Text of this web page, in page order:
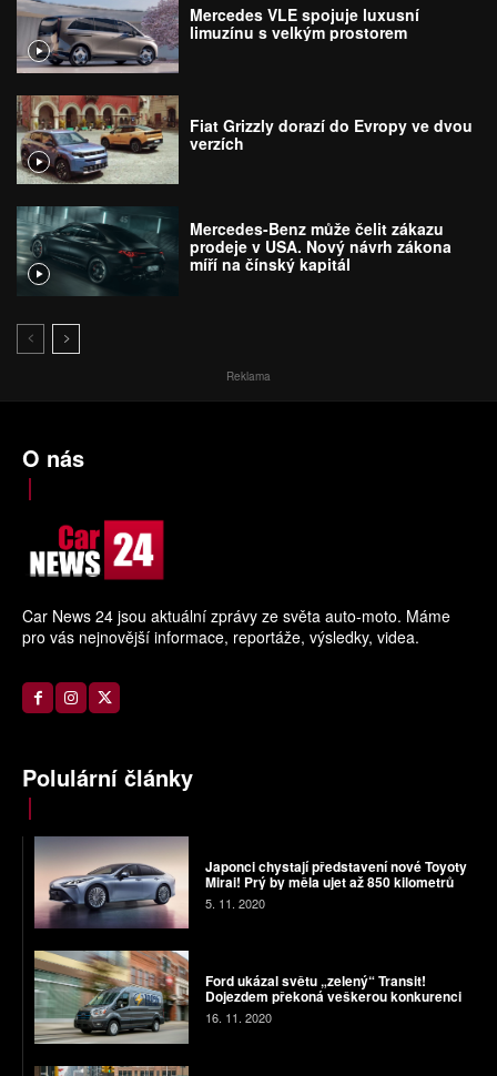
Mercedes VLE spojuje luxusní
limuzínu s velkým prostorem
Fiat Grizzly dorazí do Evropy ve dvou
verzích
Mercedes-Benz může čelit zákazu
prodeje v USA. Nový návrh zákona
míří na čínský kapitál
Reklama
O nás
Car News 24 jsou aktuální zprávy ze světa auto-moto. Máme
pro vás nejnovější informace, reportáže, výsledky, videa.
Polulární články
Japonci chystají představení nové Toyoty
Mirai! Prý by měla ujet až 850 kilometrů
5. 11. 2020
Ford ukázal světu „zelený“ Transit!
Dojezdem překoná veškerou konkurenci
16. 11. 2020